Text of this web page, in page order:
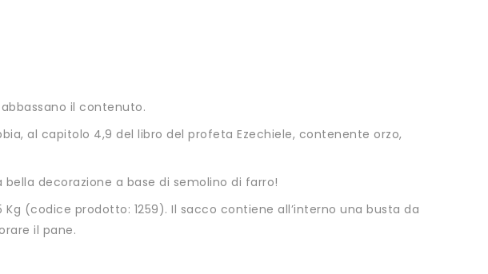
il contenuto.
al capitolo 4,9 del libro del profeta Ezechiele, contenente orzo,
decorazione a base di semolino di farro!
Kg (codice prodotto: 1259). Il sacco contiene all’interno una busta da
il pane.